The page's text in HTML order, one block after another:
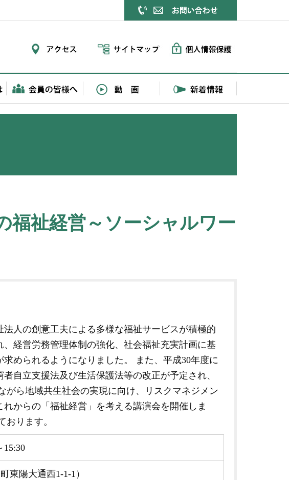
福祉経営～ソーシャルワー
人の創意工夫による多様な福祉サービスが積極的
経営労務管理体制の強化、社会福祉充実計画に基
められるようになりました。 また、平成30年度に
自立支援法及び生活保護法等の改正が予定され、
がら地域共生社会の実現に向け、リスクマネジメン
からの「福祉経営」を考える講演会を開催しま
ります。
15:30
東陽大通西1-1-1）